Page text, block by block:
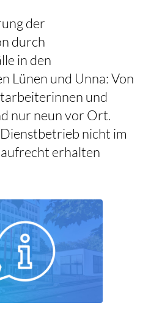
der
durch
in den
Lünen und Unna: Von
und
nur neun vor Ort.
nicht im
erhalten